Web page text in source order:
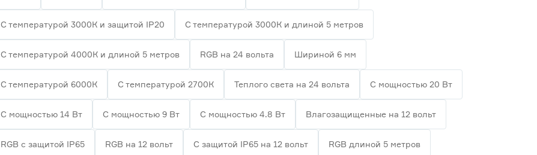
С температурой 3000К и защитой IP20 С температурой 3000К и длиной 5 метров
С температурой 4000К и длиной 5 метров RGB на 24 вольта Шириной 6 мм
С температурой 6000К С температурой 2700К Теплого света на 24 вольта С мощностью 20 Вт
С мощностью 14 Вт С мощностью 9 Вт С мощностью 4.8 Вт Влагозащищенные на 12 вольт
RGB с защитой IP65 RGB на 12 вольт С защитой IP65 на 12 вольт RGB длиной 5 метров